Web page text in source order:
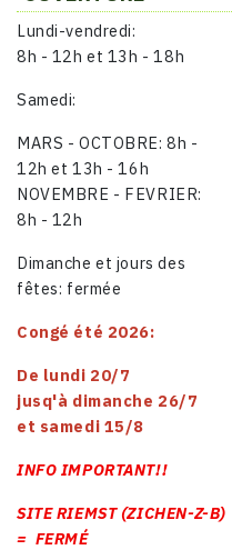
Lundi-vendredi:
8h - 12h et 13h - 18h
Samedi:
MARS - OCTOBRE: 8h -
12h et 13h - 16h
NOVEMBRE - FEVRIER:
8h - 12h
Dimanche et jours des
fêtes: fermée
Congé été 2026:
De lundi 20/7
jusq'à dimanche 26/7
et samedi 15/8
INFO IMPORTANT!!
SITE RIEMST (ZICHEN-Z-B)
= FERMÉ